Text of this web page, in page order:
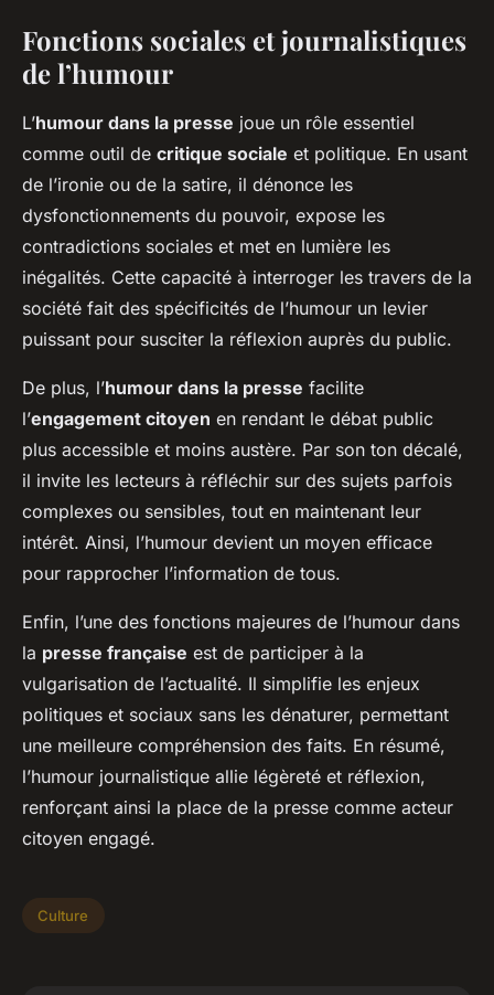
Fonctions sociales et journalistiques
de l’humour
L’humour dans la presse joue un rôle essentiel
comme outil de critique sociale et politique. En usant
de l’ironie ou de la satire, il dénonce les
dysfonctionnements du pouvoir, expose les
contradictions sociales et met en lumière les
inégalités. Cette capacité à interroger les travers de la
société fait des spécificités de l’humour un levier
puissant pour susciter la réflexion auprès du public.
De plus, l’humour dans la presse facilite
l’engagement citoyen en rendant le débat public
plus accessible et moins austère. Par son ton décalé,
il invite les lecteurs à réfléchir sur des sujets parfois
complexes ou sensibles, tout en maintenant leur
intérêt. Ainsi, l’humour devient un moyen efficace
pour rapprocher l’information de tous.
Enfin, l’une des fonctions majeures de l’humour dans
la presse française est de participer à la
vulgarisation de l’actualité. Il simplifie les enjeux
politiques et sociaux sans les dénaturer, permettant
une meilleure compréhension des faits. En résumé,
l’humour journalistique allie légèreté et réflexion,
renforçant ainsi la place de la presse comme acteur
citoyen engagé.
Culture